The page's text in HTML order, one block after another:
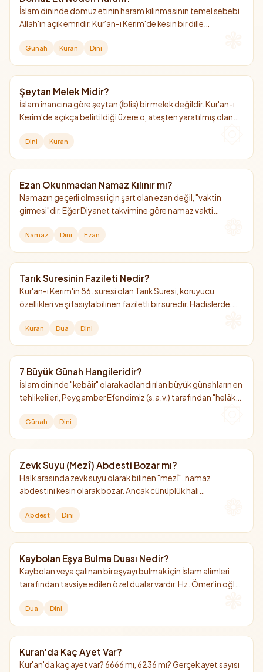
İslam dininde domuz etinin haram kılınmasının temel sebebi
Allah'ın açık emridir. Kur'an-ı Kerim'de kesin bir dille
bu yasağın hikmetleri arasında sayılır.
Günah Kuran Dini
Şeytan Melek Midir?
İslam inancına göre şeytan (İblis) bir melek değildir. Kur'an-ı
Kerim'de açıkça belirtildiği üzere o, ateşten yaratılmış olan
Dini Kuran
Ezan Okunmadan Namaz Kılınır mı?
Namazın geçerli olması için şart olan ezan değil, "vaktin
girmesi"dir. Eğer Diyanet takvimine göre namaz vakti
ve geçerlidir.
Namaz Dini Ezan
Tarık Suresinin Fazileti Nedir?
Kur'an-ı Kerim'in 86. suresi olan Tarık Suresi, koruyucu
özellikleri ve şifasıyla bilinen faziletli bir suredir. Hadislerde,
müjdelenmiştir.
Kuran Dua Dini
7 Büyük Günah Hangileridir?
İslam dininde "kebâir" olarak adlandırılan büyük günahların en
tehlikelileri, Peygamber Efendimiz (s.a.v.) tarafından "helâk
koşmak gelir.
Günah Dini
Zevk Suyu (Mezî) Abdesti Bozar mı?
Halk arasında zevk suyu olarak bilinen "mezî", namaz
abdestini kesin olarak bozar. Ancak cünüplük hali
Çamaşıra bulaştığında yıkanması şarttır.
Abdest Dini
Kaybolan Eşya Bulma Duası Nedir?
Kaybolan veya çalınan bir eşyayı bulmak için İslam alimleri
tarafından tavsiye edilen özel dualar vardır. Hz. Ömer'in oğlu
bilinenidir.
Dua Dini
Kuran'da Kaç Ayet Var?
Kur'an'da kaç ayet var? 6666 mı, 6236 mı? Gerçek ayet sayısı